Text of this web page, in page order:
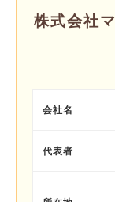
株式会社
会社名
代表者